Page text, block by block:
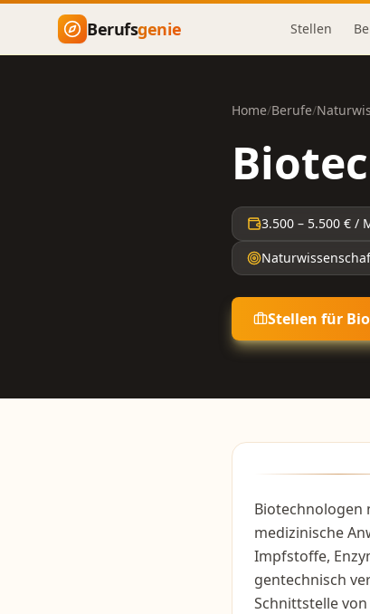
Zum Hauptinhalt springen
Berufsgenie Stellen
Home/Berufe/
3.500 – 5.500 € /
Stellen für
Biotechnologen
medizinische
Impfstoffe,
gentechnisch
Schnittstelle